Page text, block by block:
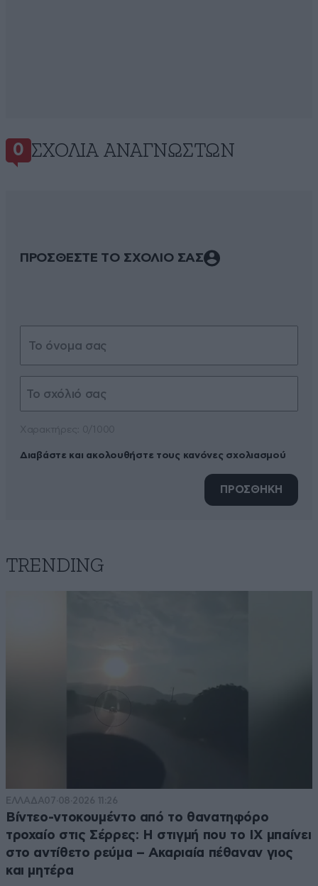
0 ΣΧΌΛΙΑ ΑΝΑΓΝΩΣΤΏΝ
ΠΡΟΣΘΕΣΤΕ ΤΟ ΣΧΟΛΙΟ ΣΑΣ
Διαβάστε και ακολουθήστε τους κανόνες σχολιασμού
ΠΡΟΣΘΗΚΗ
TRENDING
ΕΛΛΑΔΑ07·08·2026 11:26
Βίντεο-ντοκουμέντο από το θανατηφόρο
τροχαίο στις Σέρρες: Η στιγμή που το ΙΧ μπαίνει
στο αντίθετο ρεύμα – Ακαριαία πέθαναν γιος
και μητέρα